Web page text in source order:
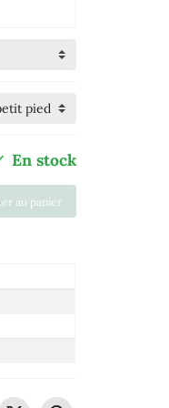
En stock
au panier